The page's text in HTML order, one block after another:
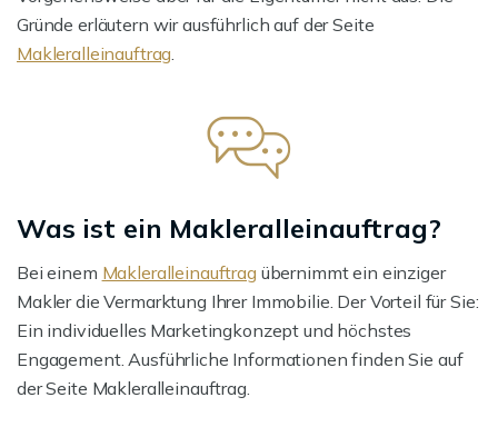
Gründe erläutern wir ausführlich auf der Seite
Makleralleinauftrag.
Was ist ein Makleralleinauftrag?
Bei einem Makleralleinauftrag übernimmt ein einziger
Makler die Vermarktung Ihrer Immobilie. Der Vorteil für Sie:
Ein individuelles Marketingkonzept und höchstes
Engagement. Ausführliche Informationen finden Sie auf
der Seite Makleralleinauftrag.